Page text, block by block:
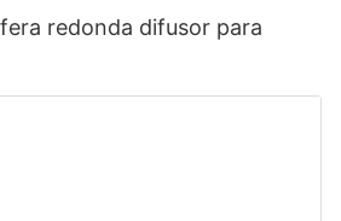
redonda difusor para